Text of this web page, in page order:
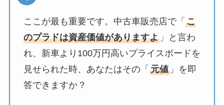
ここが最も重要です。中古車販売店で「 こ
のプラドは資産価値がありますよ」と言わ
れ、新車より100万円高いプライスボードを
見せられた時、あなたはその「 元値」を即
答できますか？